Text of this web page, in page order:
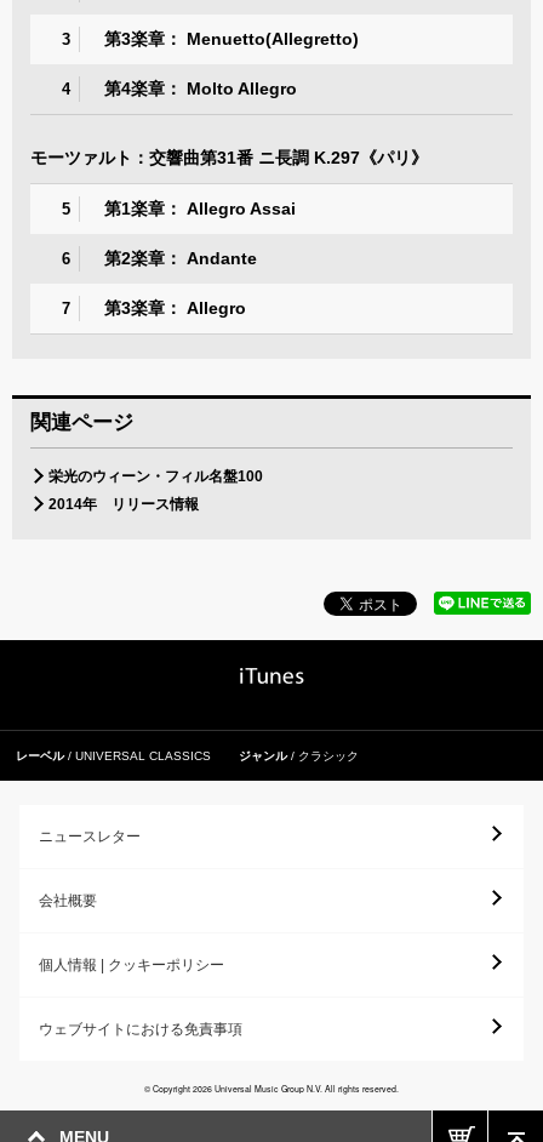
MENU
3 第3楽章： Menuetto(Allegretto)
4 第4楽章： Molto Allegro
モーツァルト：交響曲第31番 ニ長調 K.297《パリ》
5 第1楽章： Allegro Assai
6 第2楽章： Andante
7 第3楽章： Allegro
関連ページ
栄光のウィーン・フィル名盤100
2014年 リリース情報
レーベル UNIVERSAL CLASSICS ジャンル クラシック
ニュースレター
会社概要
個人情報 | クッキーポリシー
ウェブサイトにおける免責事項
© Copyright 2026 Universal Music Group N.V. All rights reserved.